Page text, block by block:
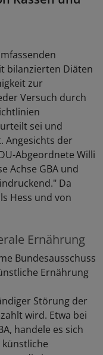
bilanzierten Diäten
zur
Versuch durch
sei und
Angesichts der
Abgeordnete Willi
Achse GBA und
Da
Hess und von
Ernährung
Bundesausschuss
Ernährung
Störung der
wird. Etwa bei
handele es sich